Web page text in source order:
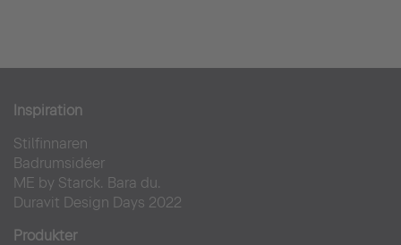
Inspiration
Stilfinnaren
Badrumsidéer
ME by Starck. Bara du.
Duravit Design Days 2022
Produkter